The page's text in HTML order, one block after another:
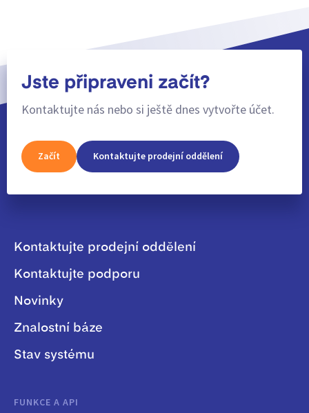
Jste připraveni začít?
Kontaktujte nás nebo si ještě dnes vytvořte účet.
Začít Kontaktujte prodejní oddělení
Kontaktujte prodejní oddělení
Kontaktujte podporu
Novinky
Znalostní báze
Stav systému
FUNKCE A API